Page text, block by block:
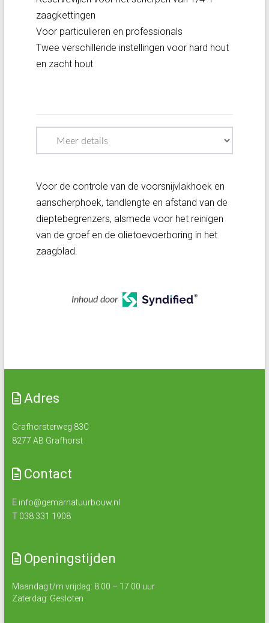
zaagkettingen
Voor particulieren en professionals
Twee verschillende instellingen voor hard hout
en zacht hout
Voor de controle van de voorsnijvlakhoek en
aanscherphoek, tandlengte en afstand van de
dieptebegrenzers, alsmede voor het reinigen
van de groef en de olietoevoerboring in het
zaagblad.
Inhoud door
Adres
Grafhorsterweg 83C
8277 AB Grafhorst
Contact
E info@gemarnatuurbouw.nl
T 038 331 1908
Openingstijden
Maandag t/m vrijdag: 8.00 – 17.00 uur
Zaterdag: Gesloten